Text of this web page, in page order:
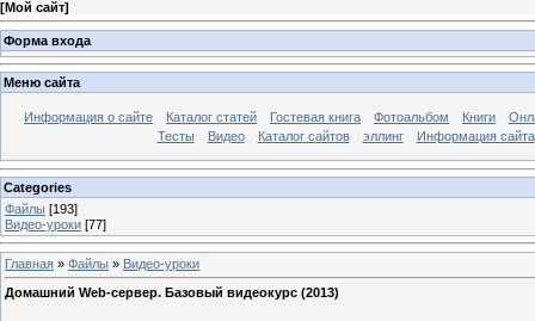
[Мой сайт]
Форма входа
Меню сайта
Информация о сайте Каталог статей Гостевая книга Фотоальбом Книги
Тесты
Видео Каталог сайтов эллинг Информация сайта
Categories
Файлы [193]
Видео-уроки [77]
Главная » Файлы » Видео-уроки
Домашний Web-сервер. Базовый видеокурс (2013)